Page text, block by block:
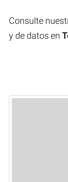
Consulte
y de datos en